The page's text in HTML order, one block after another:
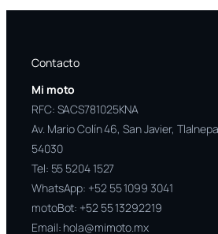
Contacto
Mi moto
RFC: SACS781025KNA
Av. Mario Colín 46, San Javier,
54030
Tel: 55 5204 1527
WhatsApp: +52 55 1099 3041
motoBot: +52 55 13292219
Email: hola@mimoto.mx